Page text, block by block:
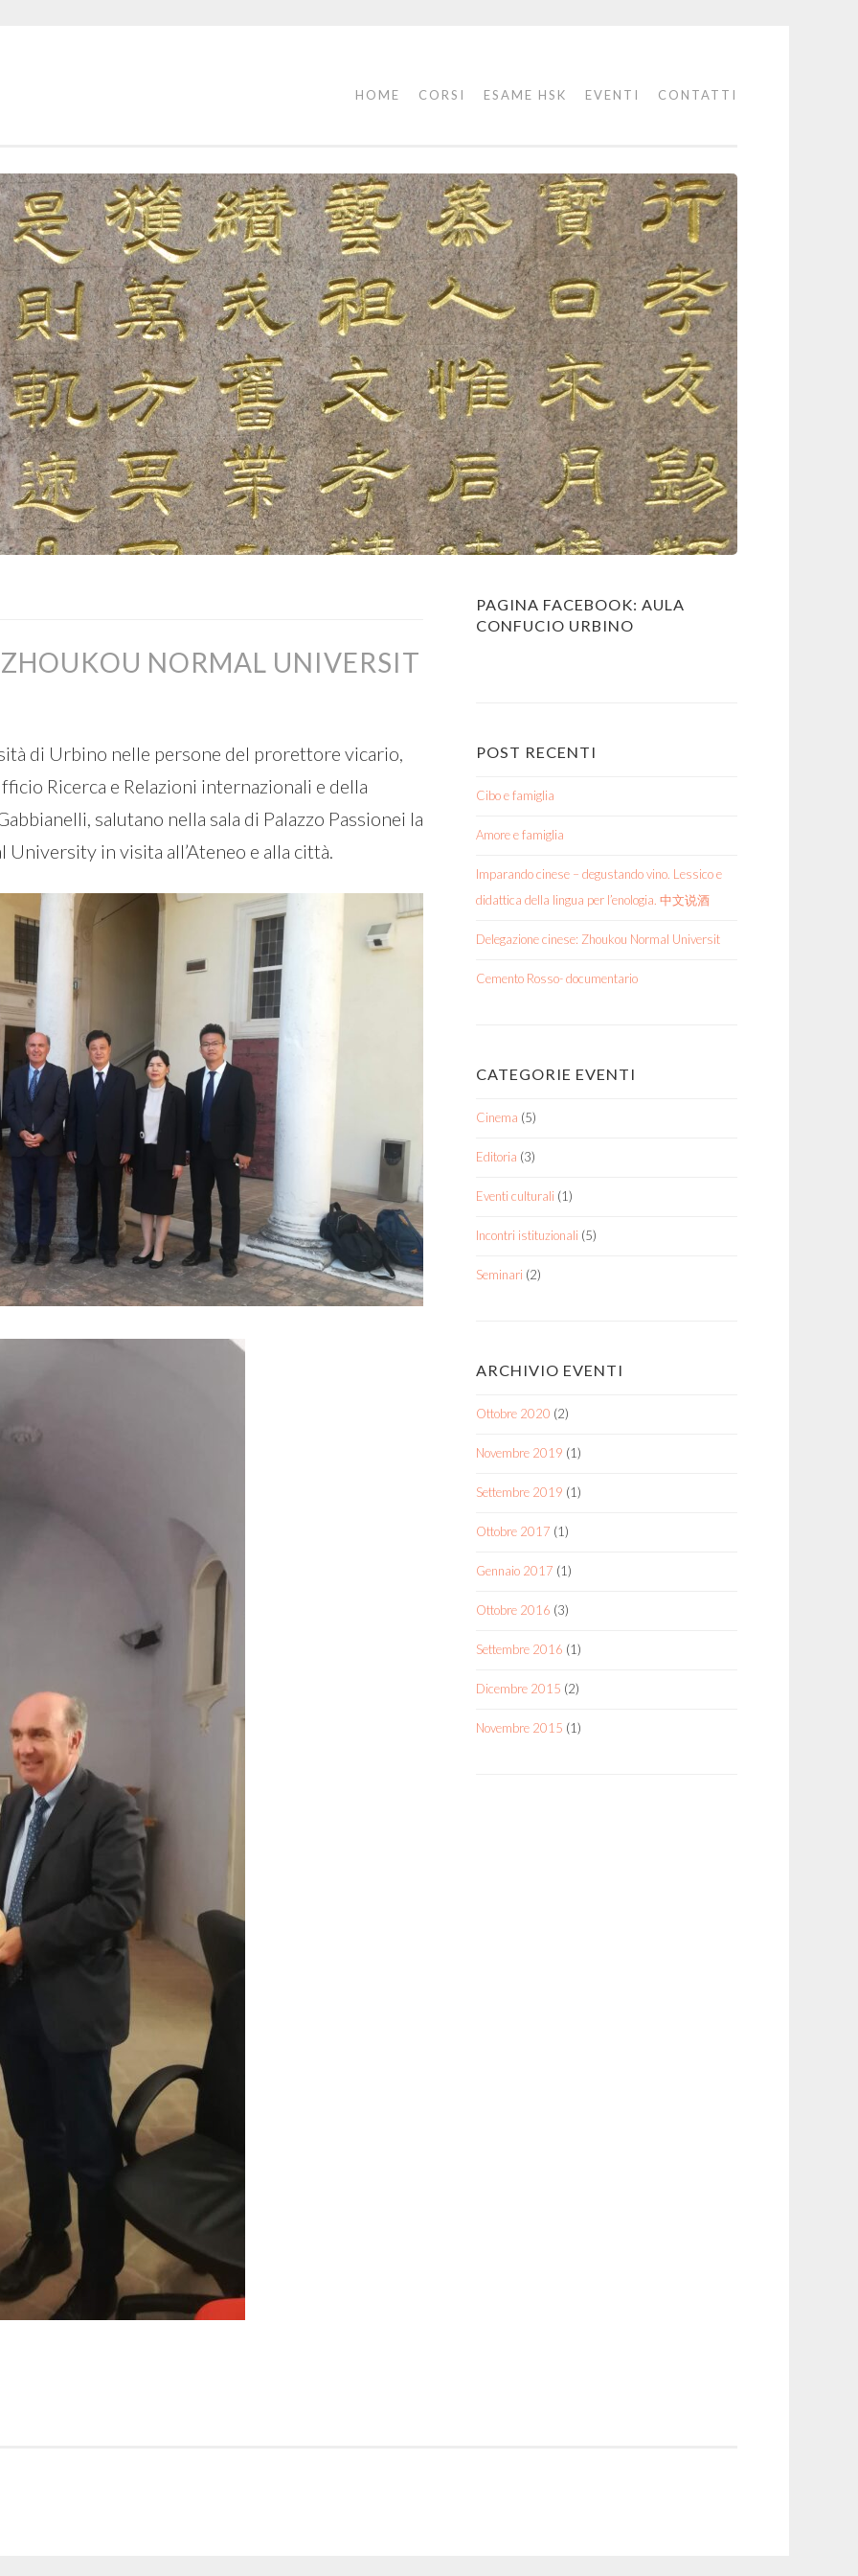
HOME CORSI ESAME HSK EVENTI CONTATTI
NORMAL UNIVERSIT
di Urbino nelle persone del prorettore vicario,
Ricerca e Relazioni internazionali e della
salutano nella sala di Palazzo Passionei la
in visita all’Ateneo e alla città.
PAGINA FACEBOOK: AULA
CONFUCIO URBINO
POST RECENTI
Cibo e famiglia
Amore e famiglia
Imparando cinese – degustando vino. Lessico e
didattica della lingua per l’enologia. 中文说酒
Delegazione cinese: Zhoukou Normal Universit
Cemento Rosso- documentario
CATEGORIE EVENTI
Cinema (5)
Editoria (3)
Eventi culturali (1)
Incontri istituzionali (5)
Seminari (2)
ARCHIVIO EVENTI
Ottobre 2020 (2)
Novembre 2019 (1)
Settembre 2019 (1)
Ottobre 2017 (1)
Gennaio 2017 (1)
Ottobre 2016 (3)
Settembre 2016 (1)
Dicembre 2015 (2)
Novembre 2015 (1)